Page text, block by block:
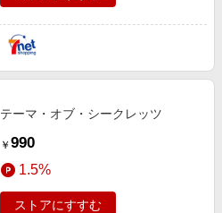
テーマ・オブ・シークレッツ
￥ 990
1.5%
ストアにすすむ